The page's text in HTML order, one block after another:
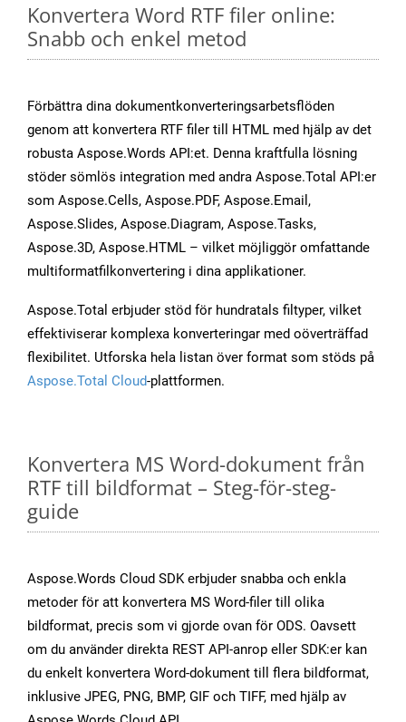
Konvertera Word RTF filer online:
Snabb och enkel metod
Förbättra dina dokumentkonverteringsarbetsflöden
genom att konvertera RTF filer till HTML med hjälp av det
robusta Aspose.Words API:et. Denna kraftfulla lösning
stöder sömlös integration med andra Aspose.Total API:er
som Aspose.Cells, Aspose.PDF, Aspose.Email,
Aspose.Slides, Aspose.Diagram, Aspose.Tasks,
Aspose.3D, Aspose.HTML – vilket möjliggör omfattande
multiformatfilkonvertering i dina applikationer.
Aspose.Total erbjuder stöd för hundratals filtyper, vilket
effektiviserar komplexa konverteringar med oöverträffad
flexibilitet. Utforska hela listan över format som stöds på
Aspose.Total Cloud-plattformen.
Konvertera MS Word-dokument från
RTF till bildformat – Steg-för-steg-
guide
Aspose.Words Cloud SDK erbjuder snabba och enkla
metoder för att konvertera MS Word-filer till olika
bildformat, precis som vi gjorde ovan för ODS. Oavsett
om du använder direkta REST API-anrop eller SDK:er kan
du enkelt konvertera Word-dokument till flera bildformat,
inklusive JPEG, PNG, BMP, GIF och TIFF, med hjälp av